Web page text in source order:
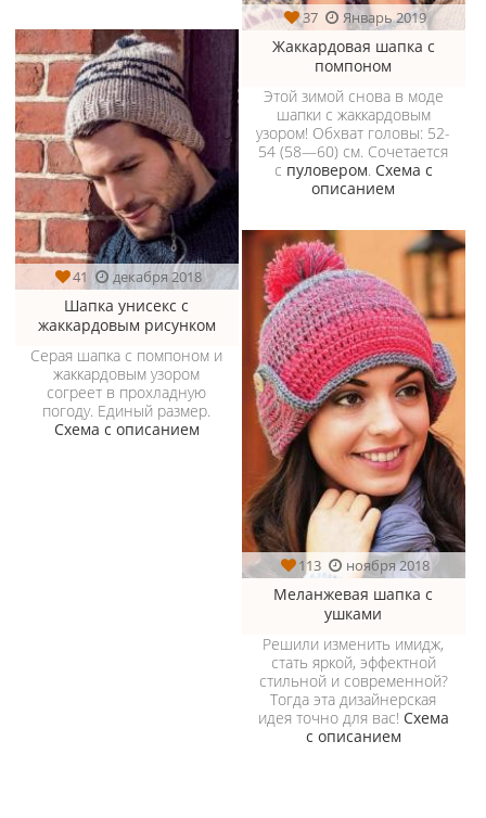
37 Январь 2019
Жаккардовая шапка с
помпоном
Этой зимой снова в моде
шапки с жаккардовым
узором! Обхват головы: 52-
54 (58—60) см. Сочетается
с пуловером. Схема с
описанием
41 декабря 2018
Шапка унисекс с
жаккардовым рисунком
Серая шапка с помпоном и
жаккардовым узором
согреет в прохладную
погоду. Единый размер.
Схема с описанием
113 ноября 2018
Меланжевая шапка с
ушками
Решили изменить имидж,
стать яркой, эффектной
стильной и современной?
Тогда эта дизайнерская
идея точно для вас! Схема
с описанием